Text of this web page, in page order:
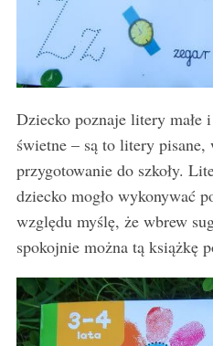
Dziecko poznaje litery małe
świetne – są to litery pisane,
przygotowanie do szkoły.
dziecko mogło wykonywać
względu myślę, że wbrew
spokojnie można tą książkę